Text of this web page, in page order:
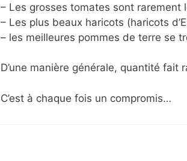
– Les grosses tomates sont rarement
– Les plus beaux haricots (haricots
– les meilleures pommes de terre se
D’une manière générale, quantité
C’est à chaque fois un compromis…